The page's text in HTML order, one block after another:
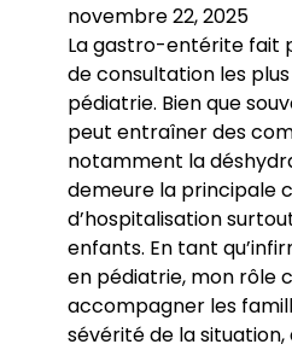
novembre 22, 2025
La gastro-entérite fait
de consultation les
pédiatrie. Bien que
peut entraîner des
notamment la
demeure la principale
d’hospitalisation
enfants. En tant
en pédiatrie, mon rôle
accompagner les
sévérité de la situation,